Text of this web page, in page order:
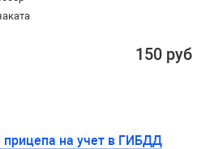
150 руб
прицепа на учет в ГИБДД